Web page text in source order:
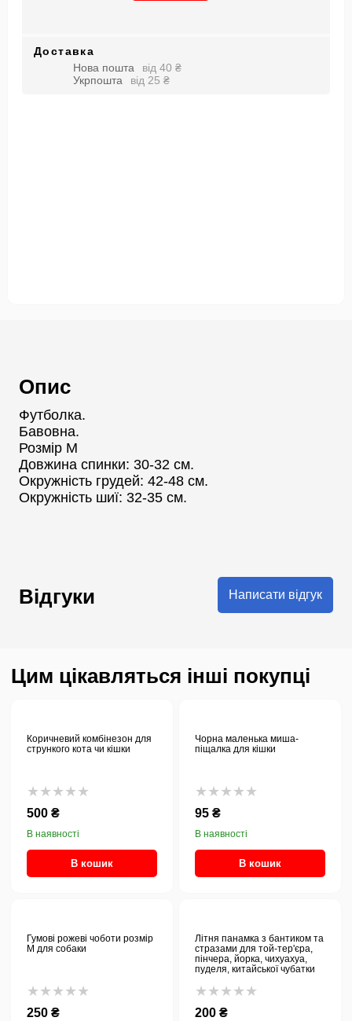
Доставка
Нова пошта
від 40 ₴
Укрпошта
від 25 ₴
Опис
Футболка.
Бавовна.
Розмір М
Довжина спинки: 30-32 см.
Окружність грудей: 42-48 см.
Окружність шиї: 32-35 см.
Відгуки Написати відгук
Цим цікавляться інші покупці
Коричневий комбінезон для
стрункого кота чи кішки
★★★★★
500 ₴
В наявності
В кошик
Чорна маленька миша-
піщалка для кішки
★★★★★
95 ₴
В наявності
В кошик
Гумові рожеві чоботи розмір
М для собаки
★★★★★
250 ₴
Літня панамка з бантиком та
стразами для той-тер'єра,
пінчера, йорка, чихуахуа,
пуделя, китайської чубатки
★★★★★
200 ₴